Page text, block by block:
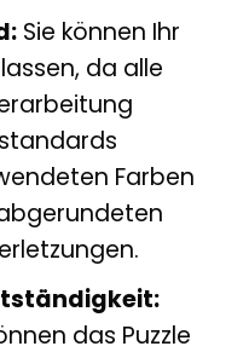
Sie können Ihr
da alle
Farben
das Puzzle